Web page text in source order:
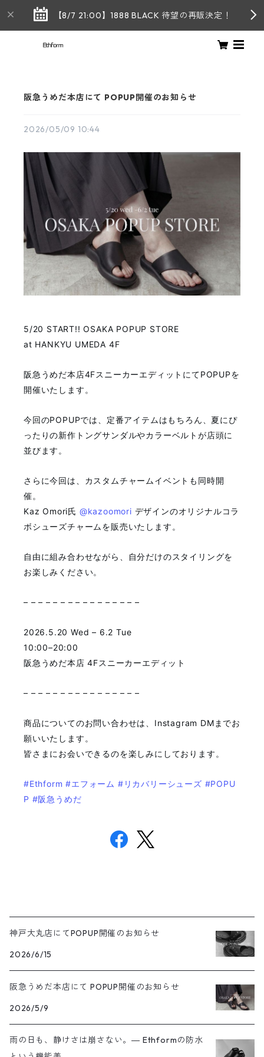
【8/7 21:00】1888 BLACK 待望の再販決定！
阪急うめだ本店にて POPUP開催のお知らせ
2026/05/09 10:44
5/20 START!! OSAKA POPUP STORE
at HANKYU UMEDA 4F
阪急うめだ本店4FスニーカーエディットにてPOPUPを
開催いたします。
今回のPOPUPでは、定番アイテムはもちろん、夏にぴ
ったりの新作トングサンダルやカラーベルトが店頭に
並びます。
さらに今回は、カスタムチャームイベントも同時開
催。
Kaz Omori氏 @kazoomori デザインのオリジナルコラ
ボシューズチャームを販売いたします。
自由に組み合わせながら、自分だけのスタイリングを
お楽しみください。
– – – – – – – – – – – – – – – –
2026.5.20 Wed – 6.2 Tue
10:00–20:00
阪急うめだ本店 4Fスニーカーエディット
– – – – – – – – – – – – – – – –
商品についてのお問い合わせは、Instagram DMまでお
願いいたします。
皆さまにお会いできるのを楽しみにしております。
#Ethform #エフォーム #リカバリーシューズ #POPU
P #阪急うめだ
神戸大丸店にてPOPUP開催のお知らせ
2026/6/15
阪急うめだ本店にて POPUP開催のお知らせ
2026/5/9
雨の日も、静けさは崩さない。― Ethformの防水